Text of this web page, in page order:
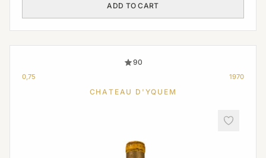
ADD TO CART
90
0,75 1970
CHATEAU D'YQUEM